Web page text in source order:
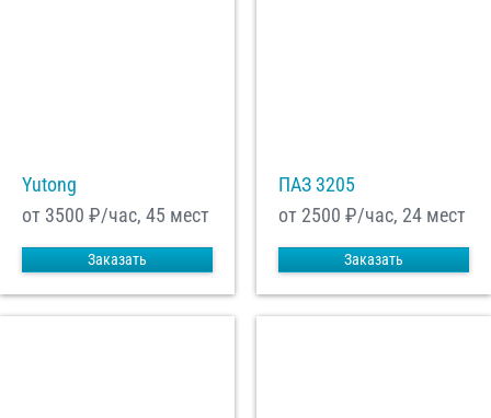
Yutong
от 3500 ₽/час, 45 мест
Заказать
ПАЗ 3205
от 2500 ₽/час, 24 мест
Заказать